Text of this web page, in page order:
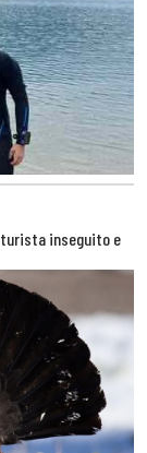
turista inseguito e